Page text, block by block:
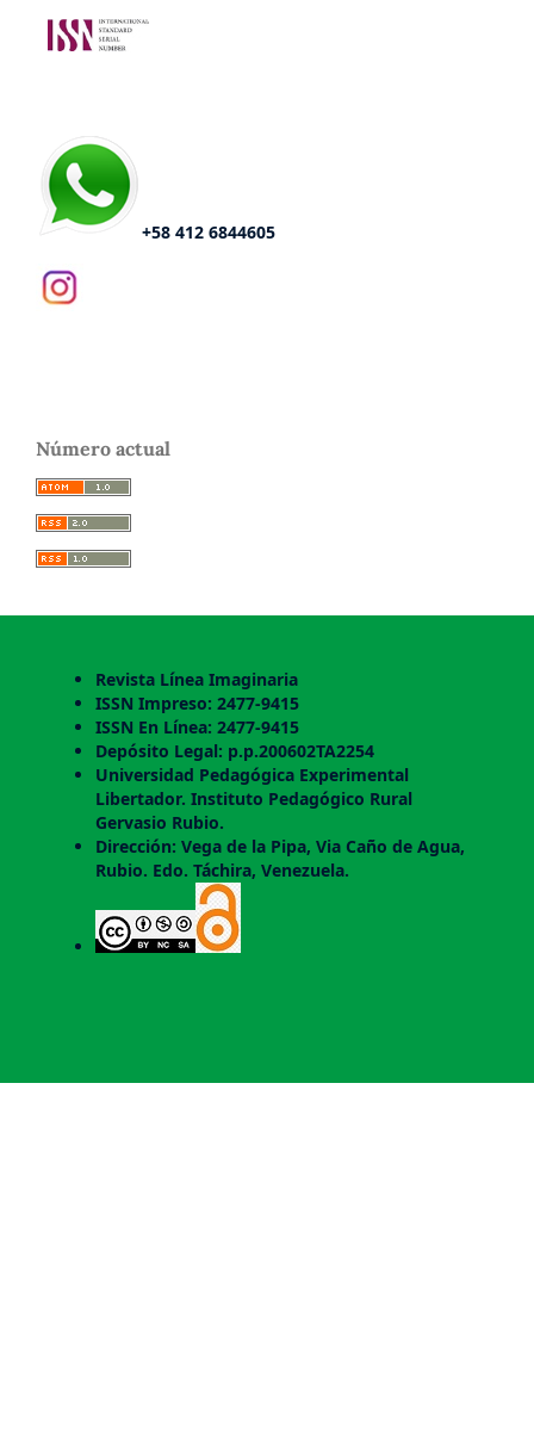
+58 412 6844605
Número actual
Revista Línea Imaginaria
ISSN Impreso: 2477-9415
ISSN En Línea: 2477-9415
Depósito Legal: p.p.200602TA2254
Universidad Pedagógica Experimental
Libertador. Instituto Pedagógico Rural
Gervasio Rubio.
Dirección: Vega de la Pipa, Via Caño de Agua,
Rubio. Edo. Táchira, Venezuela.